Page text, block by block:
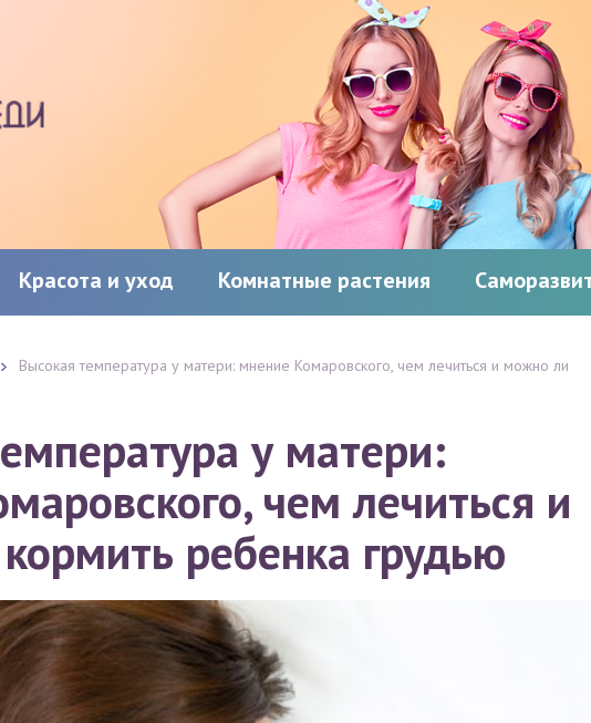
Красота и уход Комнатные растения
Высокая температура у матери: мнение Комаровского, чем лечиться и можно ли
у матери:
чем лечиться и
ребенка грудью